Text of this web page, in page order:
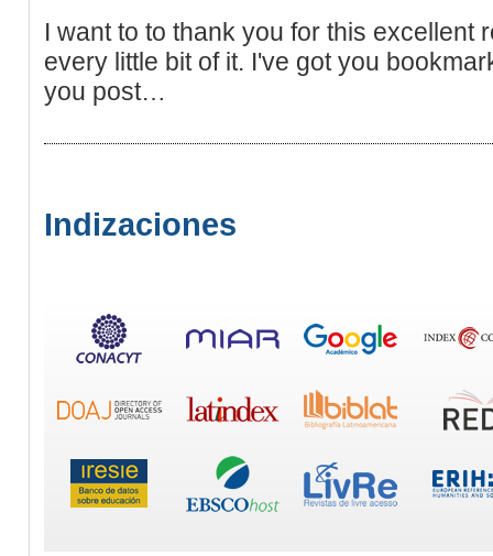
I want to to thank you for this excellent
every little bit of it. I've got you
you post…
Indizaciones